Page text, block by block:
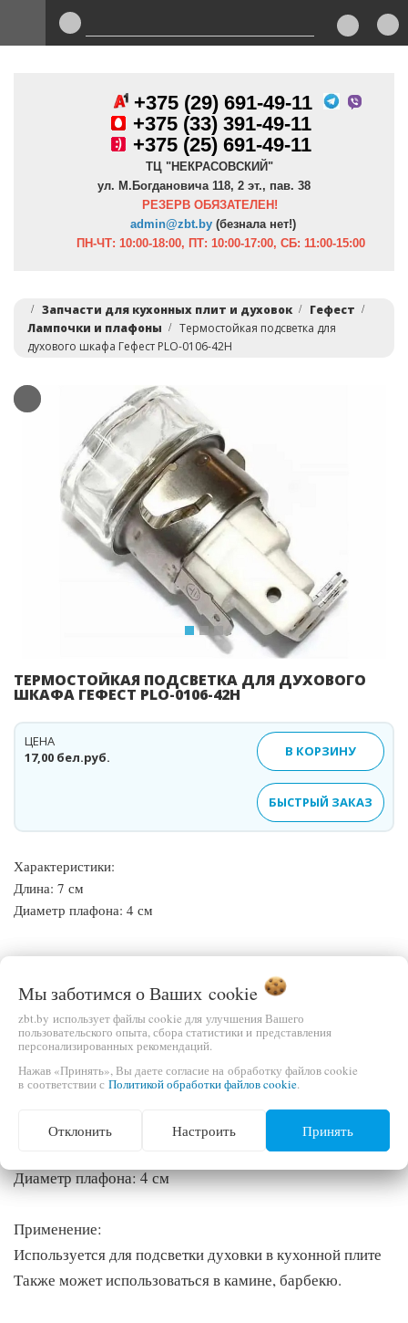
+375 (29) 691-49-11
+375 (33) 391-49-11
+375 (25) 691-49-11
ТЦ "НЕКРАСОВСКИЙ"
ул. М.Богдановича 118, 2 эт., пав. 38
РЕЗЕРВ ОБЯЗАТЕЛЕН!
admin@zbt.by (безнала нет!)
ПН-ЧТ: 10:00-18:00, ПТ: 10:00-17:00, СБ: 11:00-15:00
Запчасти для кухонных плит и духовок
Гефест
Лампочки и плафоны
Термостойкая подсветка для
духового шкафа Гефест PLO-0106-42H
Previous
ТЕРМОСТОЙКАЯ ПОДСВЕТКА ДЛЯ ДУХОВОГО
ШКАФА ГЕФЕСТ PLO-0106-42H
17,00 бел.руб.
ЦЕНА
В КОРЗИНУ
БЫСТРЫЙ ЗАКАЗ
Характеристики:
Длина: 7 см
Диаметр плафона: 4 см
ОПИСАНИЕ
ВЫ СМОТРЕЛИ
Характеристики:
Диаметр плафона: 4 см
Применение:
Используется для подсветки духовки в кухонной плите
Также может использоваться в камине, барбекю.
Мы заботимся о Ваших cookie
zbt.by использует файлы cookie для улучшения Вашего
пользовательского опыта, сбора статистики и представления
персонализированных рекомендаций.
Нажав «Принять», Вы даете согласие на обработку файлов cookie
в соответствии с Политикой обработки файлов cookie.
Отклонить Настроить Принять